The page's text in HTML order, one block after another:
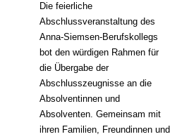
Die feierliche
Abschlussveranstaltung des
Anna-Siemsen-Berufskollegs
bot den würdigen Rahmen für
die Übergabe der
Abschlusszeugnisse an die
Absolventinnen und
Absolventen. Gemeinsam mit
ihren Familien, Freundinnen und